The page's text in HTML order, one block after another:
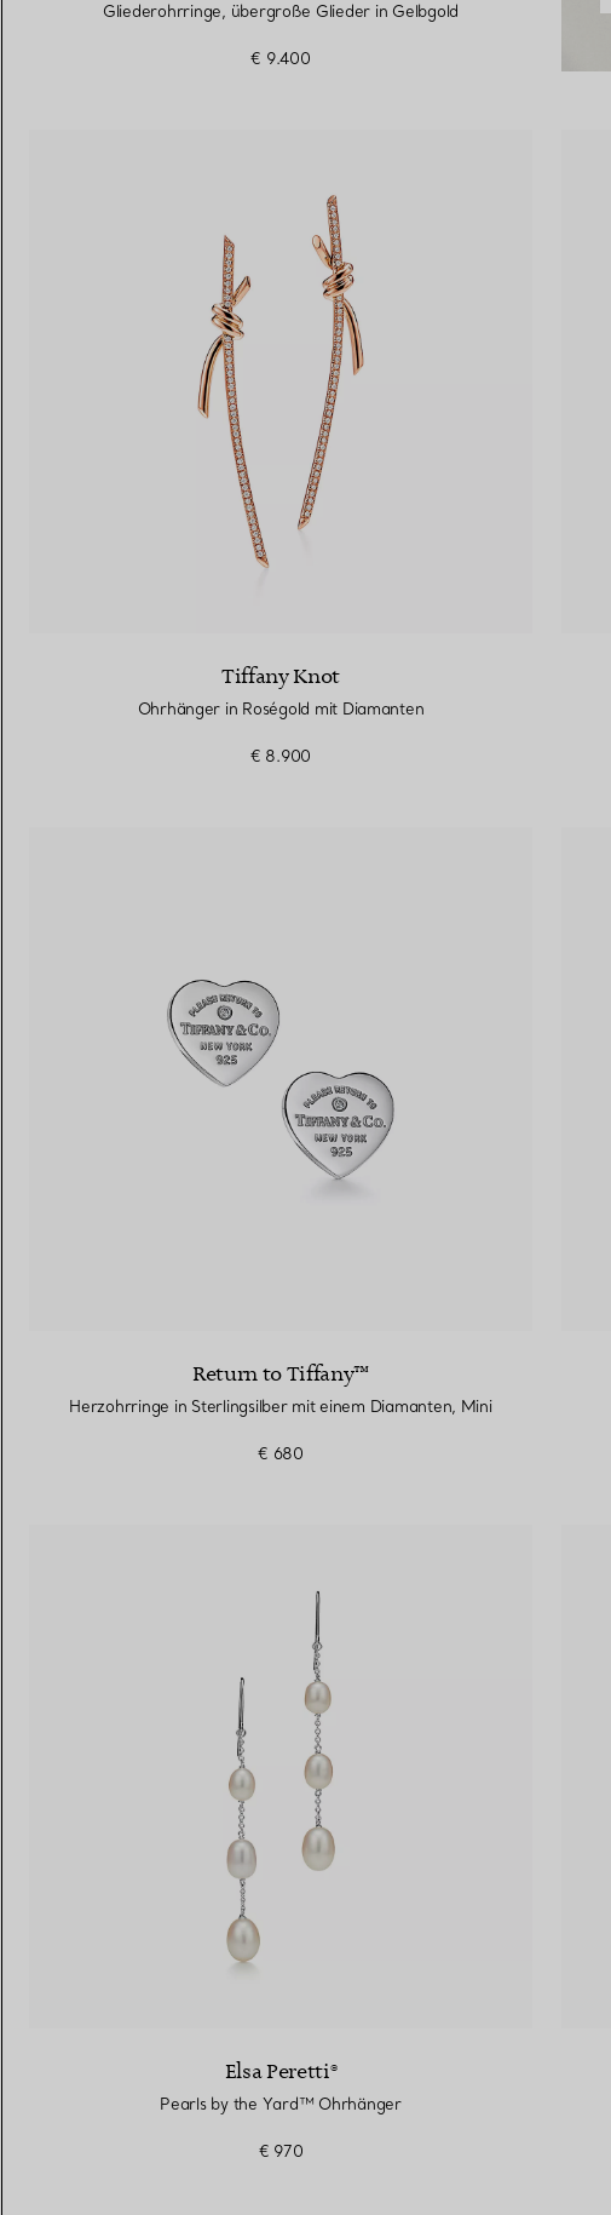
Gliederohrringe, übergroße Glieder in Gelbgold
€ 9.400
Tiffany Knot
Ohrhänger in Roségold mit Diamanten
€ 8.900
Return to Tiffany™
Herzohrringe in Sterlingsilber mit einem Diamanten, Mini
€ 680
Elsa Peretti®
Pearls by the Yard™ ​​Ohrhänger
€ 970